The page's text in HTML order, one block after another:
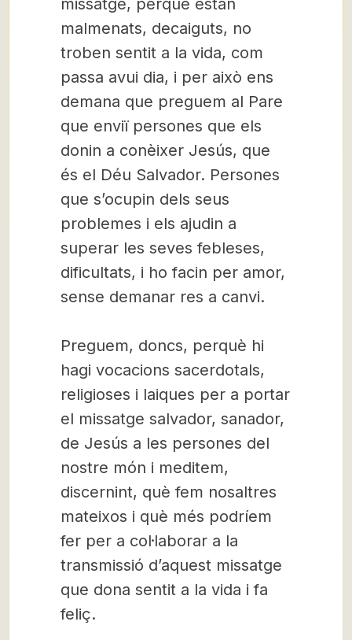
missatge, perquè estan
malmenats, decaiguts, no
troben sentit a la vida, com
passa avui dia, i per això ens
demana que preguem al Pare
que enviï persones que els
donin a conèixer Jesús, que
és el Déu Salvador. Persones
que s’ocupin dels seus
problemes i els ajudin a
superar les seves febleses,
dificultats, i ho facin per amor,
sense demanar res a canvi.
Preguem, doncs, perquè hi
hagi vocacions sacerdotals,
religioses i laiques per a portar
el missatge salvador, sanador,
de Jesús a les persones del
nostre món i meditem,
discernint, què fem nosaltres
mateixos i què més podríem
fer per a col·laborar a la
transmissió d’aquest missatge
que dona sentit a la vida i fa
feliç.